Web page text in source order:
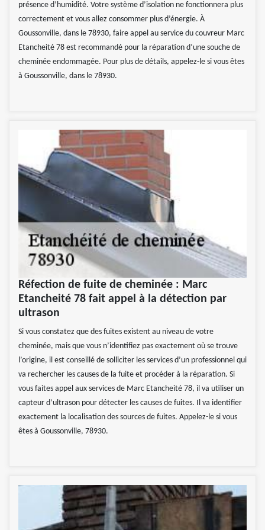
présence d’humidité. Votre système d’isolation ne fonctionnera plus
correctement et vous allez consommer plus d’énergie. À
Goussonville, dans le 78930, faire appel au service du couvreur Marc
Etancheité 78 est recommandé pour la réparation d’une souche de
cheminée endommagée. Pour plus de détails, appelez-le si vous êtes
à Goussonville, dans le 78930.
Réfection de fuite de cheminée : Marc
Etancheité 78 fait appel à la détection par
ultrason
Si vous constatez que des fuites existent au niveau de votre
cheminée, mais que vous n’identifiez pas exactement où se trouve
l’origine, il est conseillé de solliciter les services d’un professionnel qui
va rechercher les causes de la fuite et procéder à la réparation. Si
vous faites appel aux services de Marc Etancheité 78, il va utiliser un
capteur d’ultrason pour détecter les causes de fuites. Il va identifier
exactement la localisation des sources de fuites. Appelez-le si vous
êtes à Goussonville, 78930.